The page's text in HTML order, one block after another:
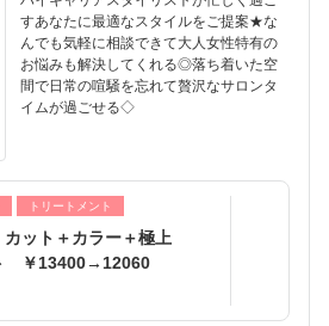
すあなたに最適なスタイルをご提案★な
んでも気軽に相談できて大人女性特有の
お悩みも解決してくれる◎落ち着いた空
間で日常の喧騒を忘れて贅沢なサロンタ
イムが過ごせる◇
トリートメント
カット＋カラー＋極上
￥13400→12060